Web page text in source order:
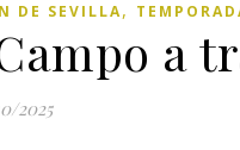
DE SEVILLA,
a
2025